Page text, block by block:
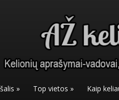
» Top vietos » Kaip